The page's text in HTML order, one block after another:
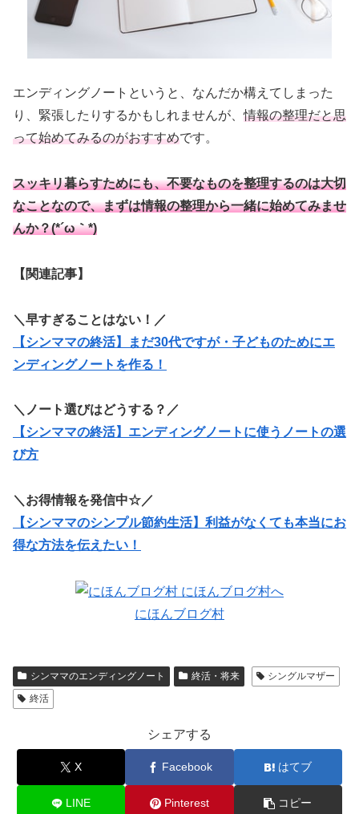
エンディングノートというと、なんだか構えてしまった
り、緊張したりするかもしれませんが、情報の整理だと思
って始めてみるのがおすすめです。
スッキリ暮らすためにも、不要なものを整理するのは大切
なことなので、まずは情報の整理から一緒に始めてみませ
んか？(*´ω｀*)
【関連記事】
＼早すぎることはない！／
【シンママの終活】まだ30代ですが・子どものためにエ
ンディングノートを作る！
＼ノート選びはどうする？／
【シンママの終活】エンディングノートに使うノートの選
び方
＼お得情報を発信中☆／
【シンママのシンプル節約生活】利益がなくても本当にお
得な方法を伝えたい！
にほんブログ村
シンママのエンディングノート 終活・将来
シングルマザー
終活
シェアする
X Facebook はてブ
LINE Pinterest コピー